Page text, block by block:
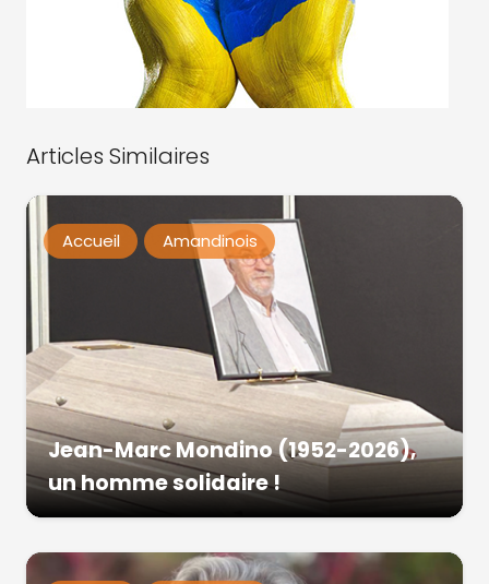
Articles Similaires
Accueil Amandinois
Jean-Marc Mondino (1952-2026),
un homme solidaire !